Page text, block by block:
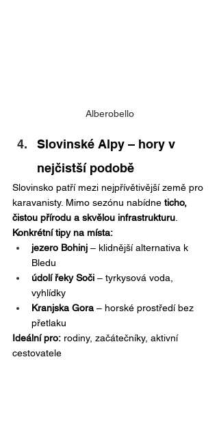
Alberobello
Slovinské Alpy – hory v
nejčistší podobě
Slovinsko patří mezi nejpřívětivější země pro
karavanisty. Mimo sezónu nabídne ticho,
čistou přírodu a skvělou infrastrukturu
Konkrétní tipy na místa:
jezero Bohinj – klidnější alternativa k
Bledu
údolí řeky Soči – tyrkysová voda,
vyhlídky
Kranjska Gora – horské prostředí bez
přetlaku
Ideální pro: rodiny, začátečníky, aktivní
cestovatele